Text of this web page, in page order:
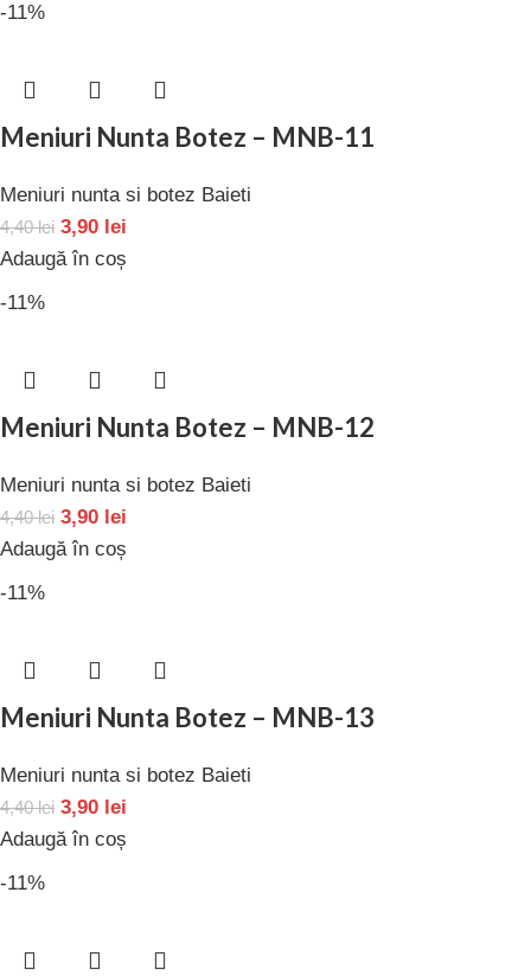
-11%
Meniuri Nunta Botez – MNB-11
Meniuri nunta si botez Baieti
4,40lei 3,90 lei
Adaugă în coș
-11%
Meniuri Nunta Botez – MNB-12
Meniuri nunta si botez Baieti
4,40lei 3,90 lei
Adaugă în coș
-11%
Meniuri Nunta Botez – MNB-13
Meniuri nunta si botez Baieti
4,40lei 3,90 lei
Adaugă în coș
-11%